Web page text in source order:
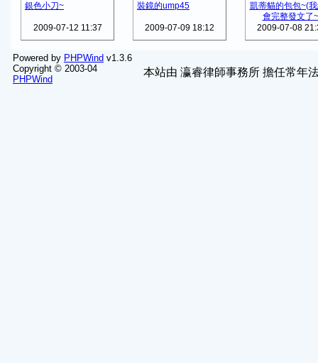
銀色小刀~
2009-07-12 11:37
裝鏡的ump45
2009-07-09 18:12
凱蒂貓的包包~(
會完整發文了
2009-07-08
Powered by PHPWind v1.3.6
Copyright © 2003-04
PHPWind
本站由 瀛睿律師事務所 擔任常年